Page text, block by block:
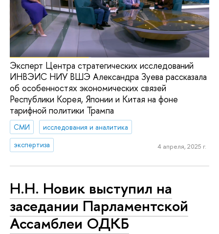
Эксперт Центра стратегических исследований
ИНВЭИС НИУ ВШЭ Александра Зуева рассказала
об особенностях экономических связей
Республики Корея, Японии и Китая на фоне
тарифной политики Трампа
СМИ
исследования и аналитика
экспертиза
4 апреля, 2025 г.
Н.Н. Новик выступил на
заседании Парламентской
Ассамблеи ОДКБ